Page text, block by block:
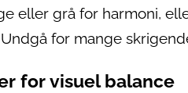
eller grå for harmoni,
for mange
for visuel balance